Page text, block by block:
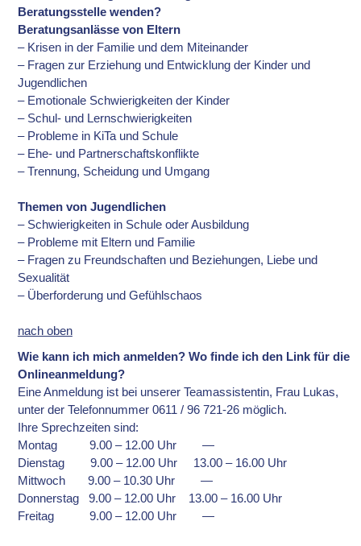
Beratungsstelle wenden?
Beratungsanlässe von Eltern
– Krisen in der Familie und dem Miteinander
– Fragen zur Erziehung und Entwicklung der Kinder und
Jugendlichen
– Emotionale Schwierigkeiten der Kinder
– Schul- und Lernschwierigkeiten
– Probleme in KiTa und Schule
– Ehe- und Partnerschaftskonflikte
– Trennung, Scheidung und Umgang
Themen von Jugendlichen
– Schwierigkeiten in Schule oder Ausbildung
– Probleme mit Eltern und Familie
– Fragen zu Freundschaften und Beziehungen, Liebe und
Sexualität
– Überforderung und Gefühlschaos
nach oben
Wie kann ich mich anmelden? Wo finde ich den Link für die
Onlineanmeldung?
Eine Anmeldung ist bei unserer Teamassistentin, Frau Lukas,
unter der Telefonnummer 0611 / 96 721-26 möglich.
Ihre Sprechzeiten sind:
Montag 9.00 – 12.00 Uhr —
Dienstag 9.00 – 12.00 Uhr 13.00 – 16.00 Uhr
Mittwoch 9.00 – 10.30 Uhr —
Donnerstag 9.00 – 12.00 Uhr 13.00 – 16.00 Uhr
Freitag 9.00 – 12.00 Uhr —